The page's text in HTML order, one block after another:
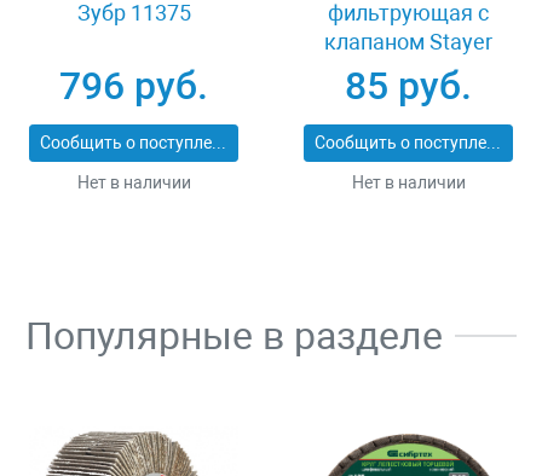
Зубр 11375
796 руб.
Сообщить о поступлении
Нет в наличии
фильтрующая с
клапаном Stayer
MASTER 11116
85 руб.
Сообщить о поступлении
Нет в наличии
Популярные в разделе